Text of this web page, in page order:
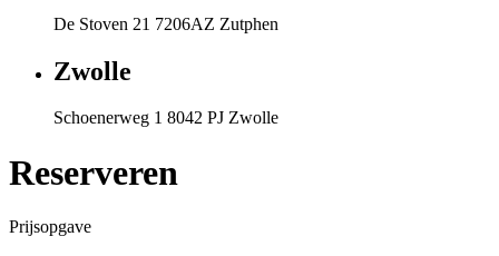
De Stoven 21 7206AZ Zutphen
Zwolle
Schoenerweg 1 8042 PJ Zwolle
Reserveren
Prijsopgave